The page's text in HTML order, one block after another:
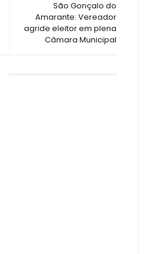
São Gonçalo do
Amarante: Vereador
agride eleitor em plena
Câmara Municipal